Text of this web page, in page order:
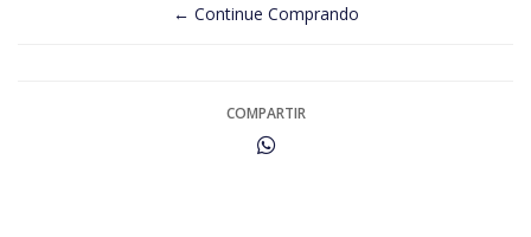
← Continue Comprando
COMPARTIR